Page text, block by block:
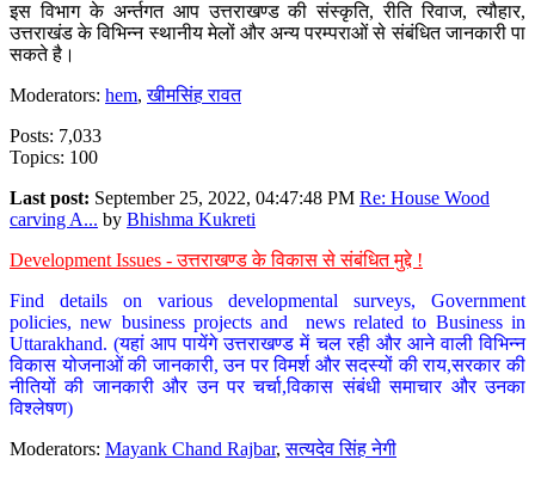
इस विभाग के अर्न्तगत आप उत्तराखण्ड की संस्कृति, रीति रिवाज, त्यौहार,
उत्तराखंड के विभिन्न स्थानीय मेलों और अन्य परम्पराओं से संबंधित जानकारी पा
सकते है।
Moderators: hem,खीमसिंह रावत
Posts: 7,033
Topics: 100
Last post: September 25, 2022, 04:47:48 PM Re: House Wood
carving A... by Bhishma Kukreti
Development Issues - उत्तराखण्ड के विकास से संबंधित मुद्दे !
Find details on various developmental surveys, Government
policies, new business projects and news related to Business in
Uttarakhand. (यहां आप पायेंगे उत्तराखण्ड में चल रही और आने वाली विभिन्न
विकास योजनाओं की जानकारी, उन पर विमर्श और सदस्यों की राय,सरकार की
नीतियों की जानकारी और उन पर चर्चा,विकास संबंधी समाचार और उनका
विश्लेषण)
Moderators: Mayank Chand Rajbar,सत्यदेव सिंह नेगी